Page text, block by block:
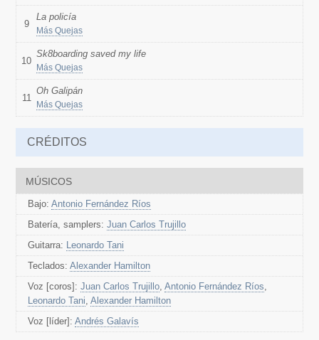
9
La policía
Más Quejas
10
Sk8boarding saved my life
Más Quejas
11
Oh Galipán
Más Quejas
CRÉDITOS
MÚSICOS
Bajo:Antonio Fernández Ríos
Batería, samplers:Juan Carlos Trujillo
Guitarra: Leonardo Tani
Teclados:Alexander Hamilton
Voz [coros]:Juan Carlos Trujillo,Antonio Fernández Ríos,
Leonardo Tani,Alexander Hamilton
Voz [líder]:Andrés Galavís